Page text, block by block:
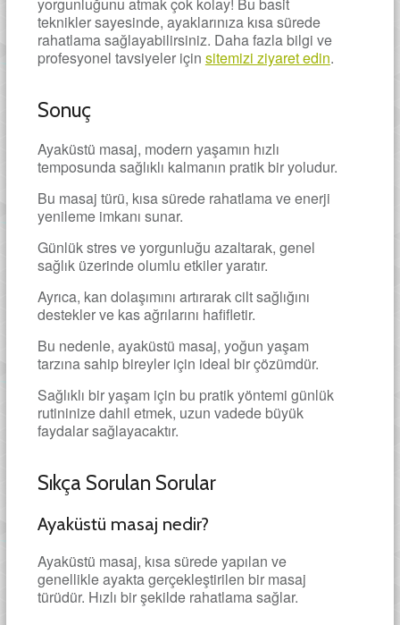
teknikler sayesinde, ayaklarınıza kısa sürede
rahatlama sağlayabilirsiniz. Daha fazla bilgi ve
profesyonel tavsiyeler için sitemizi ziyaret edin.
Sonuç
Ayaküstü masaj, modern yaşamın hızlı
temposunda sağlıklı kalmanın pratik bir yoludur.
Bu masaj türü, kısa sürede rahatlama ve enerji
yenileme imkanı sunar.
Günlük stres ve yorgunluğu azaltarak, genel
sağlık üzerinde olumlu etkiler yaratır.
Ayrıca, kan dolaşımını artırarak cilt sağlığını
destekler ve kas ağrılarını hafifletir.
Bu nedenle, ayaküstü masaj, yoğun yaşam
tarzına sahip bireyler için ideal bir çözümdür.
Sağlıklı bir yaşam için bu pratik yöntemi günlük
rutininize dahil etmek, uzun vadede büyük
faydalar sağlayacaktır.
Sıkça Sorulan Sorular
Ayaküstü masaj nedir?
Ayaküstü masaj, kısa sürede yapılan ve
genellikle ayakta gerçekleştirilen bir masaj
türüdür. Hızlı bir şekilde rahatlama sağlar.